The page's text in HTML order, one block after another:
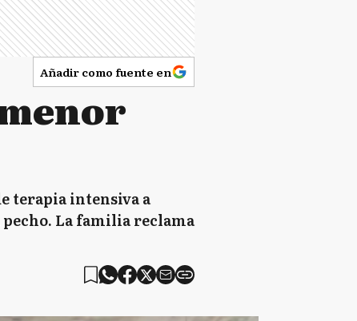
Añadir como fuente en
terapia intensiva a
La familia reclama